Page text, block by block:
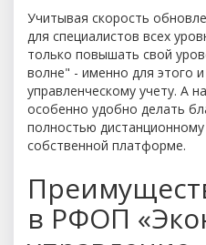
Учитывая скорость
для специалистов всех
только повышать свой
волне" - именно для этого
управленческому учету. А
особенно удобно делать
полностью
собственной платформе.
в РФОП